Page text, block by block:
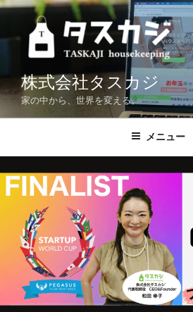
コ
テ
ツ
へ
プ
株式会社タスカジ
家の中から、世界を変える。
メニュー